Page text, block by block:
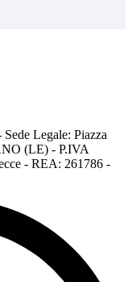
Legale: Piazza
(LE) - P.IVA
- REA: 261786 -